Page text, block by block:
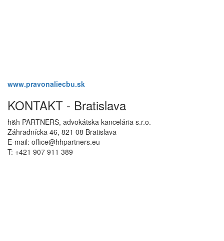
www.pravonaliecbu.sk
KONTAKT - Bratislava
h&h PARTNERS, advokátska kancelária s.r.o.
Záhradnícka 46, 821 08 Bratislava
E-mail: office@hhpartners.eu
T: +421 907 911 389